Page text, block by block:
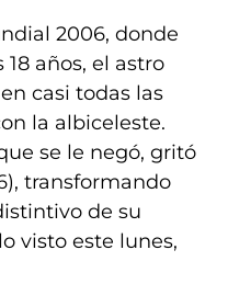
2006, donde
años, el astro
casi todas las
la albiceleste.
se le negó, gritó
transformando
de su
visto este lunes,